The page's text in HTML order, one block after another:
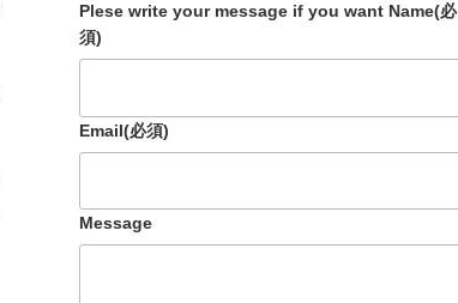
Plese write your message if you want Name(必
須)
Email(必須)
Message